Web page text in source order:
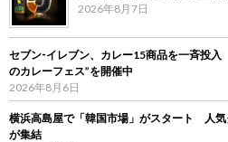
2026年8月7日
セブン‐イレブン、カレー15商品を一斉投
のカレーフェス”を開催中
2026年8月6日
横浜高島屋で「韓国市場」がスタート 人
が集結